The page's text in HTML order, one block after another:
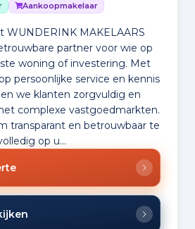
Aankoopmakelaar
WUNDERINK MAKELAARS
partner voor wie op
woning of investering. Met
persoonlijke service en kennis
we klanten zorgvuldig en
complexe vastgoedmarkten.
transparant en betrouwbaar te
op u...